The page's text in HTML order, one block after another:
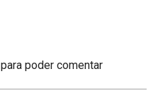
para poder comentar